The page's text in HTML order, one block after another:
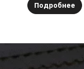
Подробнее